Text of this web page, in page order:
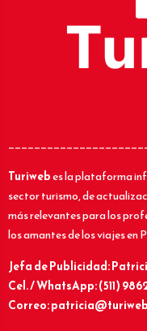
Turiwebes la plataforma
sector turismo, de
más relevantes para los
los amantes de los viajes en
Jefa de Publicidad:
Cel. / WhatsApp: (511)
Correo: